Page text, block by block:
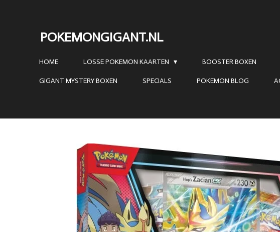
hoofdinhoud
POKEMONGIGANT.NL
HOME LOSSE POKEMON KAARTEN BOOSTER BOXEN
GIGANT MYSTERY BOXEN SPECIALS POKEMON BLOG